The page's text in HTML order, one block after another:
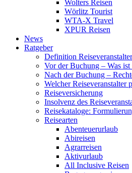
Wolters Reisen
Wörlitz Tourist
WTA-X Travel
XPUR Reisen
News
Ratgeber
Definition Reiseveranstalter
Vor der Buchung – Was ist
Nach der Buchung –
Welcher Reiseveranstalter
Reiseversicherung
Insolvenz des
Reisekataloge:
Reisearten
Abenteuerurlaub
Abireisen
Agrarreisen
Aktivurlaub
All Inclusive Reisen